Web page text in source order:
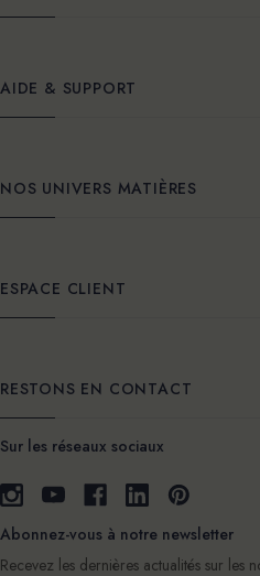
AIDE & SUPPORT
NOS UNIVERS MATIÈRES
ESPACE CLIENT
RESTONS EN CONTACT
Sur les réseaux sociaux
Abonnez-vous à notre newsletter
Recevez les dernières actualités sur les